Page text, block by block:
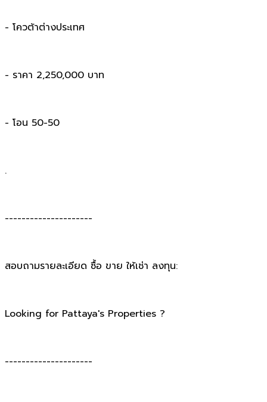
- โควต้าต่างประเทศ
- ราคา 2,250,000 บาท
- โอน 50-50
.
---------------------
สอบถามรายละเอียด ซื้อ ขาย ให้เช่า ลงทุน:
Looking for Pattaya's Properties ?
---------------------